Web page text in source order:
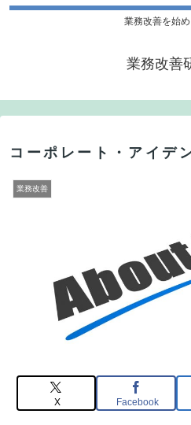
業務改善を始
業務改善
コーポレート・アイデ
業務改善
X Facebook